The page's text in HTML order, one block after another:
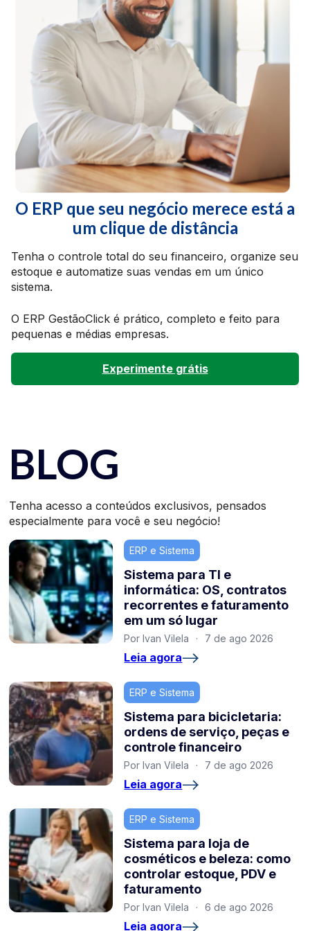
O ERP que seu negócio merece está a
um clique de distância
Tenha o controle total do seu financeiro, organize seu
estoque e automatize suas vendas em um único
sistema.
O ERP GestãoClick é prático, completo e feito para
pequenas e médias empresas.
Experimente grátis
BLOG
Tenha acesso a conteúdos exclusivos, pensados
especialmente para você e seu negócio!
ERP e Sistema
Sistema para TI e
informática: OS, contratos
recorrentes e faturamento
em um só lugar
Por Ivan Vilela · 7 de ago 2026
Leia agora
ERP e Sistema
Sistema para bicicletaria:
ordens de serviço, peças e
controle financeiro
Por Ivan Vilela · 7 de ago 2026
Leia agora
ERP e Sistema
Sistema para loja de
cosméticos e beleza: como
controlar estoque, PDV e
faturamento
Por Ivan Vilela · 6 de ago 2026
Leia agora